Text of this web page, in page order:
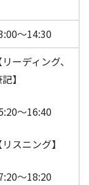
～14:30
リーディング、
】
～16:40
リスニング】
～18:20